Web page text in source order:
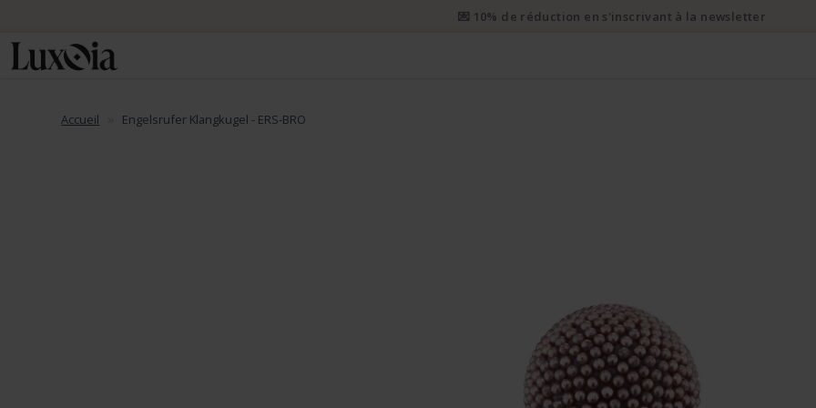
Accueil Engelsrufer Klangkugel - ERS-BRO
📦 Envoi prioritaire gratuit dès CHF 50. Envoi prioritaire recommandé dès